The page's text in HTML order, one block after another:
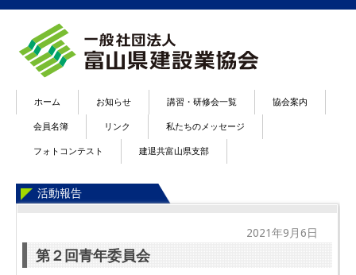
ホーム お知らせ 講習・研修会一覧 協会案内
会員名簿 リンク 私たちのメッセージ
フォトコンテスト 建退共富山県支部
活動報告
2021年9月6日
第２回青年委員会